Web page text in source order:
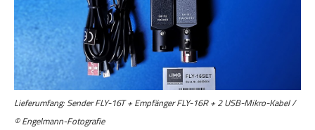
Lieferumfang: Sender FLY-16T + Empfänger FLY-16R + 2 USB-Mikro-Kabel /
© Engelmann-Fotografie